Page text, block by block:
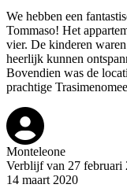
We hebben een
Tommaso! Het
vier. De kinderen
heerlijk kunnen
Bovendien was de
prachtige
Monteleone
Verblijf van 27 februari
14 maart 2020